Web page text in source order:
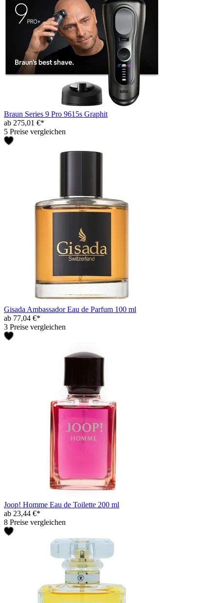
Braun Series 9 Pro 9615s Graphit
ab 275,01 €*
5 Preise vergleichen
Gisada Ambassador Eau de Parfum 100 ml
ab 77,04 €*
3 Preise vergleichen
Joop! Homme Eau de Toilette 200 ml
ab 23,44 €*
8 Preise vergleichen